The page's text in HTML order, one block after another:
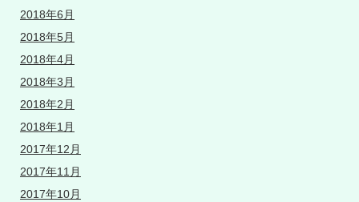
2018年6月
2018年5月
2018年4月
2018年3月
2018年2月
2018年1月
2017年12月
2017年11月
2017年10月